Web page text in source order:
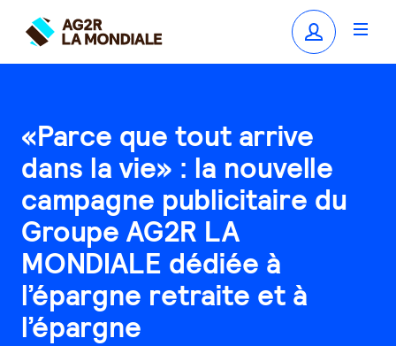
«Parce que tout arrive
dans la vie» : la nouvelle
campagne publicitaire du
Groupe AG2R LA
MONDIALE dédiée à
l’épargne retraite et à
l’épargne